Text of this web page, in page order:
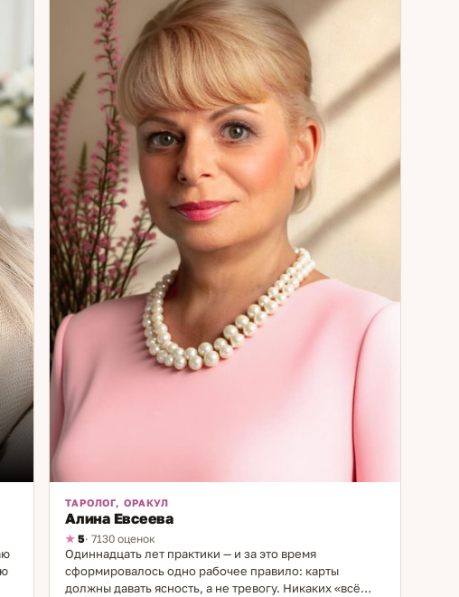
ТАРОЛОГ, ОРАКУЛ
Алина Евсеева
5· 7130 оценок
Одиннадцать лет практики — и за это время
сформировалось одно рабочее правило: карты
должны давать ясность, а не тревогу. Никаких «всё